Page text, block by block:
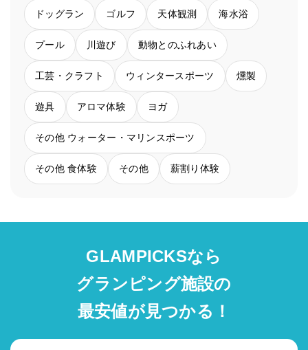
ドッグラン ゴルフ 天体観測 海水浴
プール 川遊び 動物とのふれあい
工芸・クラフト ウィンタースポーツ 燻製
遊具 アロマ体験 ヨガ
その他 ウォーター・マリンスポーツ
その他 食体験 その他 薪割り体験
GLAMPICKSなら
グランピング施設の
最安値が見つかる！